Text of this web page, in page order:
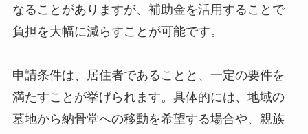
なることがありますが、補助金を活用することで
負担を大幅に減らすことが可能です。
申請条件は、居住者であることと、一定の要件を
満たすことが挙げられます。具体的には、地域の
墓地から納骨堂への移動を希望する場合や、親族